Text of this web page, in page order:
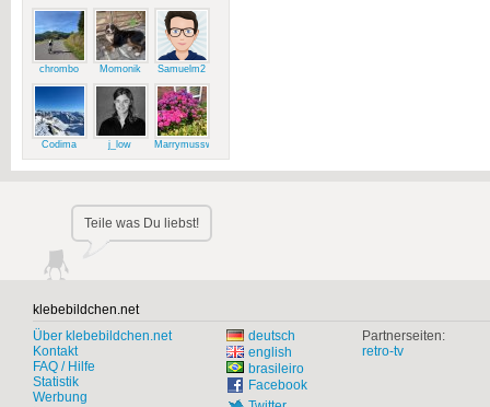
chrombo Momonik Samuelm2
Codima j_low Marrymussweg
Teile was Du liebst!
klebebildchen.net
Über klebebildchen.net
Kontakt
FAQ / Hilfe
Statistik
Werbung
deutsch
english
brasileiro
Facebook
Partnerseiten:
retro-tv